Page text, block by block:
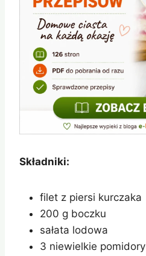
Składniki:
filet z piersi kurczaka
200 g boczku
sałata lodowa
3 niewielkie pomidory